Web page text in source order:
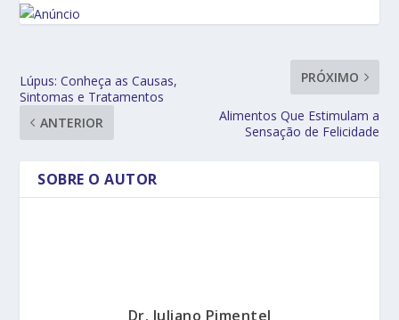
Lúpus: Conheça as Causas,
Sintomas e Tratamentos
ANTERIOR
PRÓXIMO
Alimentos Que Estimulam a
Sensação de Felicidade
SOBRE O AUTOR
Dr. Juliano Pimentel